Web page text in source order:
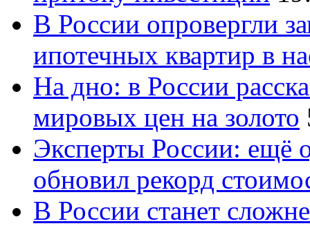
В России опровергли
ипотечных квартир в
На дно: в России
мировых цен на золото
Эксперты России: ещё
обновил рекорд
В России станет